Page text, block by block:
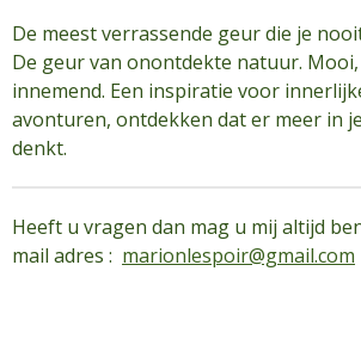
De meest verrassende geur die je
De geur van onontdekte natuur.
innemend. Een inspiratie voor
avonturen, ontdekken dat er meer in
denkt.
Heeft u vragen dan mag u mij altijd
mail adres : marionlespoir@gmail.com